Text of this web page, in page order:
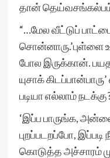
தான் தெய்வசங்கல்பம்
“…மேல வீட்டுப்
சொன்னாரு.’புள்ளை
போல இருக்கான்.
யுசாக்
படியா எல்லாம்
‘இப்ப பாருங்க,
புறப்படறப்போ,
கொடுத்த அச்சாரம்